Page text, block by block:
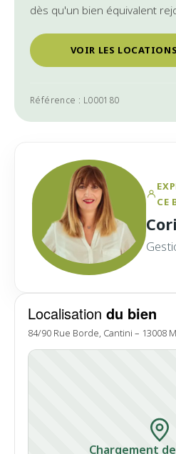
dès qu'un bien équivalent
VOIR LES
Référence : L000180
Localisation du bien
84/90 Rue Borde, Cantini – 13008
Chargement
CE